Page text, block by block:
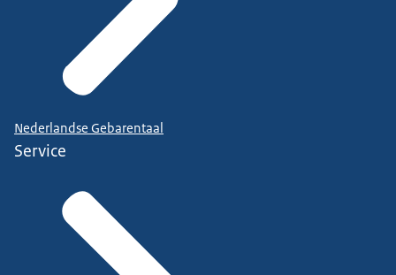
Nederlandse Gebarentaal
Service